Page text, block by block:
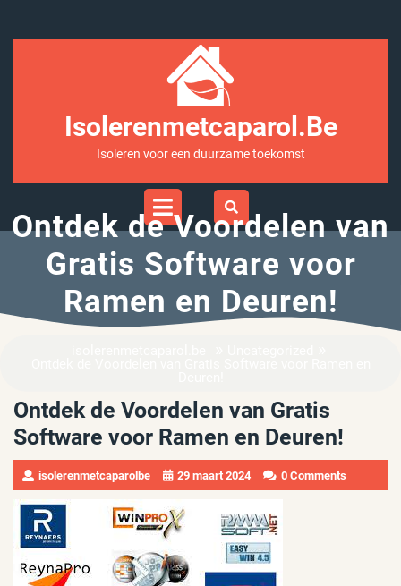
Isolerenmetcaparol.be
Isoleren voor een duurzame toekomst
Open
Ontdek de Voordelen van
Gratis Software voor
Ramen en Deuren!
Ontdek de Voordelen van Gratis
Software voor Ramen en Deuren!
isolerenmetcaparolbe 29 maart 2024 0 Comments